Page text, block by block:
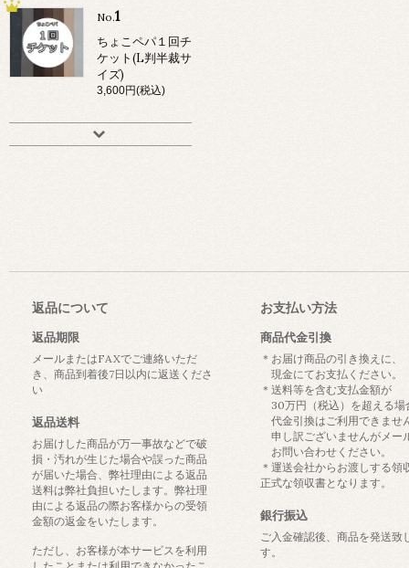
No.1
ちょこペパ１回チ
ケット(L判半裁サ
イズ)
3,600円(税込)
返品について
返品期限
メールまたはFAXでご連絡いただ
き、商品到着後7日以内に返送くださ
い
返品送料
お届けした商品が万一事故などで破
損・汚れが生じた場合や誤った商品
が届いた場合、弊社理由による返品
送料は弊社負担いたします。弊社理
由による返品の際お客様からの受領
金額の返金をいたします。
ただし、お客様が本サービスを利用
お支払い方法
商品代金引換
＊お届け商品の引き換えに、
現金にてお支払ください。
＊送料等を含む支払金額が
30万円（税込）を超える場
代金引換はご利用できませ
申し訳ございませんがメー
お問い合わせください。
＊運送会社からお渡しする領
正式な領収書となります。
銀行振込
ご入金確認後、商品を発送致
す。